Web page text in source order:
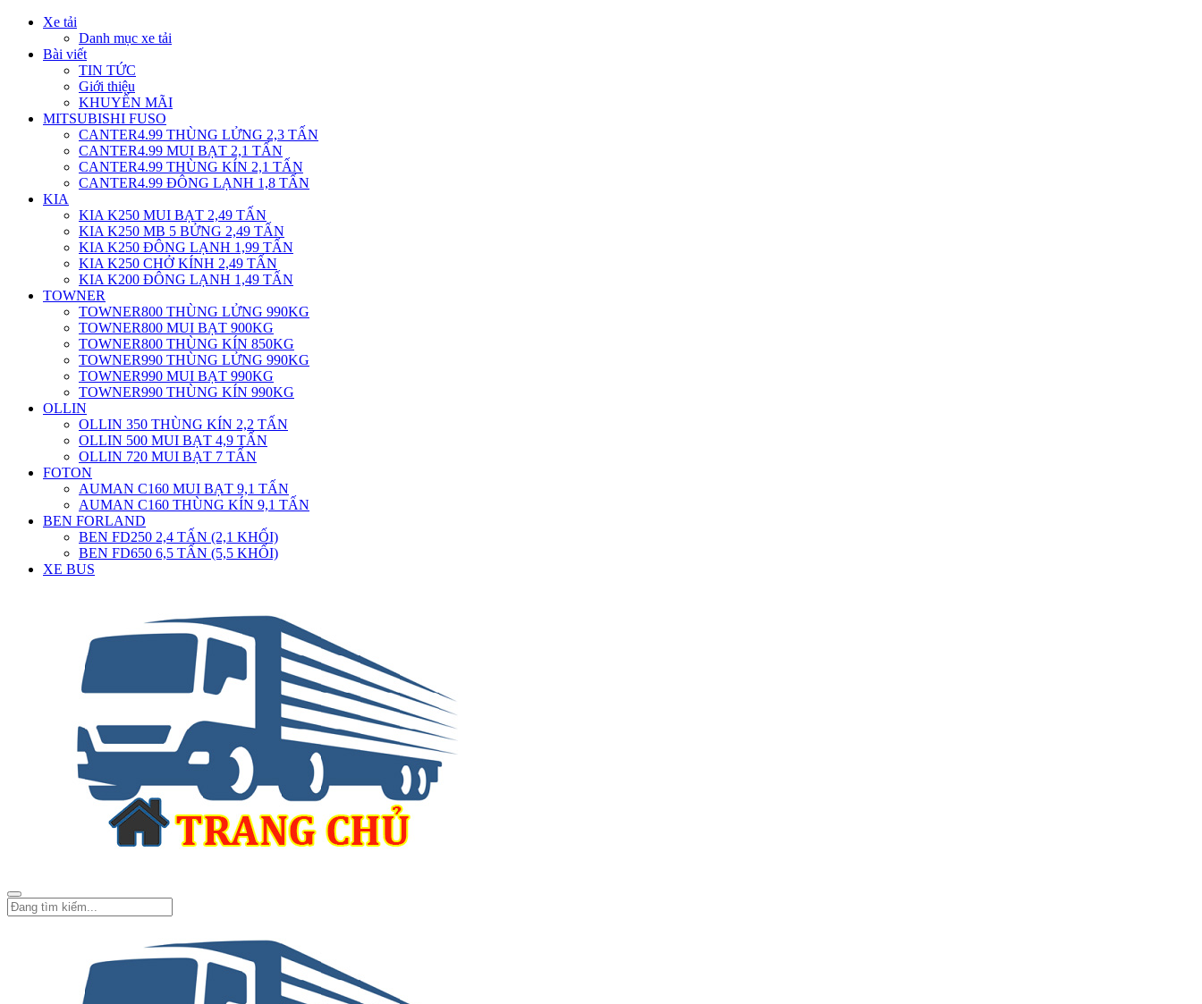
Xe tải
Danh mục xe tải
Bài viết
TIN TỨC
Giới thiệu
KHUYẾN MÃI
MITSUBISHI FUSO
CANTER4.99 THÙNG LỬNG 2,3 TẤN
CANTER4.99 MUI BẠT 2,1 TẤN
CANTER4.99 THÙNG KÍN 2,1 TẤN
CANTER4.99 ĐÔNG LẠNH 1,8 TẤN
KIA
KIA K250 MUI BẠT 2,49 TẤN
KIA K250 MB 5 BỬNG 2,49 TẤN
KIA K250 ĐÔNG LẠNH 1,99 TẤN
KIA K250 CHỞ KÍNH 2,49 TẤN
KIA K200 ĐÔNG LẠNH 1,49 TẤN
TOWNER
TOWNER800 THÙNG LỬNG 990KG
TOWNER800 MUI BẠT 900KG
TOWNER800 THÙNG KÍN 850KG
TOWNER990 THÙNG LỬNG 990KG
TOWNER990 MUI BẠT 990KG
TOWNER990 THÙNG KÍN 990KG
OLLIN
OLLIN 350 THÙNG KÍN 2,2 TẤN
OLLIN 500 MUI BẠT 4,9 TẤN
OLLIN 720 MUI BẠT 7 TẤN
FOTON
AUMAN C160 MUI BẠT 9,1 TẤN
AUMAN C160 THÙNG KÍN 9,1 TẤN
BEN FORLAND
BEN FD250 2,4 TẤN (2,1 KHỐI)
BEN FD650 6,5 TẤN (5,5 KHỐI)
XE BUS